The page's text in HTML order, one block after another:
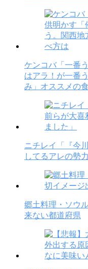
ケンコバ「一番
はアラ！が一番
み」オススメの
ニチレイ「『今
してるアレの勢
郷土料理・ソウ
来ない都道府県